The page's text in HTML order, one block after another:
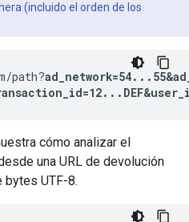
(incluido el orden de los
path?
cómo analizar el
una URL de devolución
bytes UTF-8.